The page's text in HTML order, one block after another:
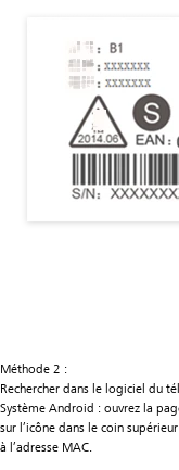
Méthode 2 :
Rechercher dans le logiciel du
Système Android : ouvrez la
sur l’icône dans le coin
à l’adresse MAC.